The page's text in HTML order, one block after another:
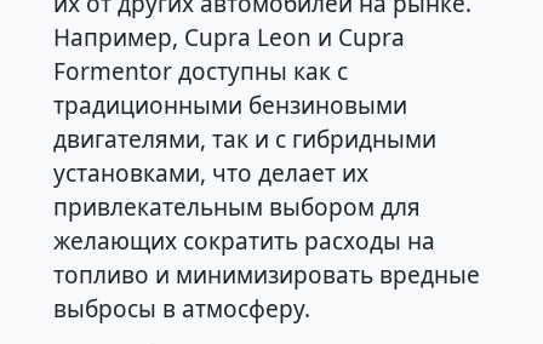
Например, Cupra Leon и Cupra
Formentor доступны как с
традиционными бензиновыми
двигателями, так и с гибридными
установками, что делает их
привлекательным выбором для
желающих сократить расходы на
топливо и минимизировать вредные
выбросы в атмосферу.